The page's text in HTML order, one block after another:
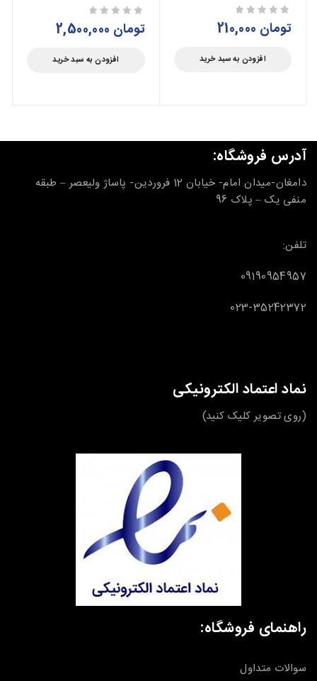
تومان
افزودن به سبد خرید
تومان
افزودن به سبد خرید
آدرس فروشگاه:
دامغان-میدان امام- خیابان 12 فروردین- پاساژ ولیعصر – طبقه
منفی یک – پلاک 96
تلفن:
09190954957
023-35242372
نماد اعتماد الکترونیکی
(روی تصویر کلیک کنید)
راهنمای فروشگاه:
سوالات متداول